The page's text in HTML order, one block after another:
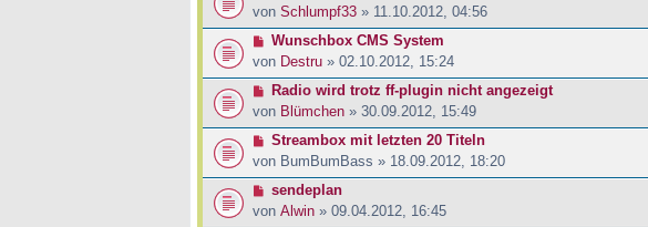
von Schlumpf33 » 11.10.2012, 04:56
Wunschbox CMS System
von Destru » 02.10.2012, 15:24
Radio wird trotz ff-plugin nicht angezeigt
von Blümchen » 30.09.2012, 15:49
Streambox mit letzten 20 Titeln
von BumBumBass » 18.09.2012, 18:20
sendeplan
von Alwin » 09.04.2012, 16:45